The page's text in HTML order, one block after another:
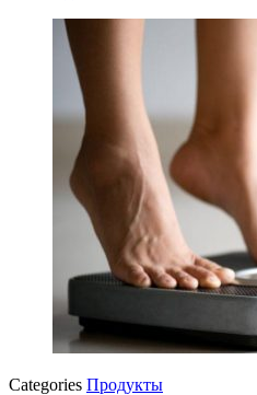
Categories Продукты